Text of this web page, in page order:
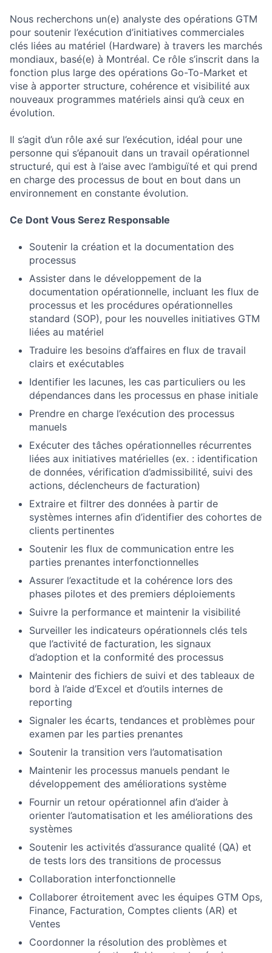
Nous recherchons un(e) analyste des opérations GTM
pour soutenir l’exécution d’initiatives commerciales
clés liées au matériel (Hardware) à travers les marchés
mondiaux, basé(e) à Montréal. Ce rôle s’inscrit dans la
fonction plus large des opérations Go-To-Market et
vise à apporter structure, cohérence et visibilité aux
nouveaux programmes matériels ainsi qu’à ceux en
évolution.
Il s’agit d’un rôle axé sur l’exécution, idéal pour une
personne qui s’épanouit dans un travail opérationnel
structuré, qui est à l’aise avec l’ambiguïté et qui prend
en charge des processus de bout en bout dans un
environnement en constante évolution.
Ce Dont Vous Serez Responsable
Soutenir la création et la documentation des
processus
Assister dans le développement de la
documentation opérationnelle, incluant les flux de
processus et les procédures opérationnelles
standard (SOP), pour les nouvelles initiatives GTM
liées au matériel
Traduire les besoins d’affaires en flux de travail
clairs et exécutables
Identifier les lacunes, les cas particuliers ou les
dépendances dans les processus en phase initiale
Prendre en charge l’exécution des processus
manuels
Exécuter des tâches opérationnelles récurrentes
liées aux initiatives matérielles (ex. : identification
de données, vérification d’admissibilité, suivi des
actions, déclencheurs de facturation)
Extraire et filtrer des données à partir de
systèmes internes afin d’identifier des cohortes de
clients pertinentes
Soutenir les flux de communication entre les
parties prenantes interfonctionnelles
Assurer l’exactitude et la cohérence lors des
phases pilotes et des premiers déploiements
Suivre la performance et maintenir la visibilité
Surveiller les indicateurs opérationnels clés tels
que l’activité de facturation, les signaux
d’adoption et la conformité des processus
Maintenir des fichiers de suivi et des tableaux de
bord à l’aide d’Excel et d’outils internes de
reporting
Signaler les écarts, tendances et problèmes pour
examen par les parties prenantes
Soutenir la transition vers l’automatisation
Maintenir les processus manuels pendant le
développement des améliorations système
Fournir un retour opérationnel afin d’aider à
orienter l’automatisation et les améliorations des
systèmes
Soutenir les activités d’assurance qualité (QA) et
de tests lors des transitions de processus
Collaboration interfonctionnelle
Collaborer étroitement avec les équipes GTM Ops,
Finance, Facturation, Comptes clients (AR) et
Ventes
Coordonner la résolution des problèmes et